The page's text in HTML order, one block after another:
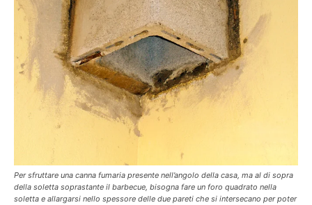
Per sfruttare una canna fumaria presente nell’angolo della casa, ma al di sopra
della soletta soprastante il barbecue, bisogna fare un foro quadrato nella
soletta e allargarsi nello spessore delle due pareti che si intersecano per poter